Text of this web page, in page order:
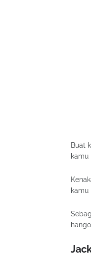
Buat
kamu
kamu